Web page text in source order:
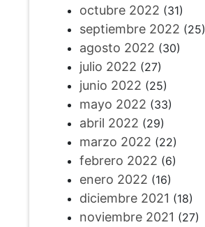
octubre 2022 (31)
septiembre 2022 (25)
agosto 2022 (30)
julio 2022 (27)
junio 2022 (25)
mayo 2022 (33)
abril 2022 (29)
marzo 2022 (22)
febrero 2022 (6)
enero 2022 (16)
diciembre 2021 (18)
noviembre 2021 (27)